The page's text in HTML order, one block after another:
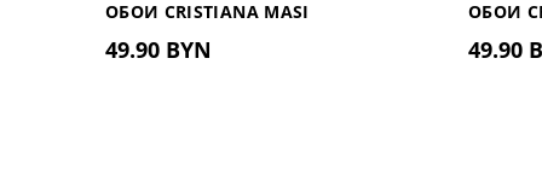
ОБОИ CRISTIANA MASI
ВИНИЛОВЫЕ НА ФЛИЗЕЛИНОВОЙ
49.90 BYN
ОБОИ
49.90